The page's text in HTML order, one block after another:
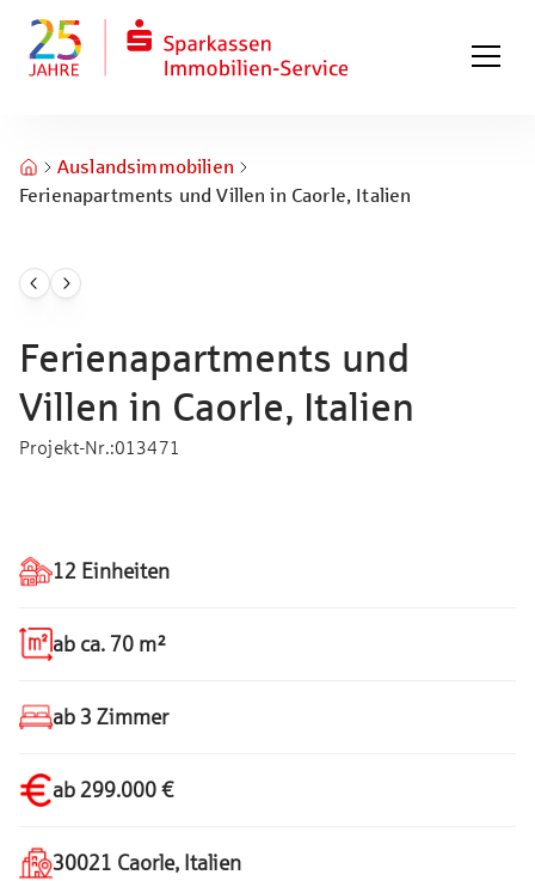
Zum Fuß springen
Auslandsimmobilien
Ferienapartments und Villen in Caorle, Italien
Ferienapartments und
Villen in Caorle, Italien
Projekt-Nr.:013471
12 Einheiten
ab ca. 70 m²
ab 3 Zimmer
ab 299.000 €
30021 Caorle, Italien